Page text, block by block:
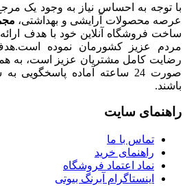
با توجه به احساس نیاز به وجود یک
عرصه محصولات آرایشی و بهداشتی،
ساخت فروشگاه آنلاین خود با هدف
مردم عزیز کشورمان نموده
رضایت کامل مشتریان عزیز است، به
صورت 24 ساعته آماده
باشند.
راهنمای سایت
تماس با ما
راهنمای خرید
نماد اعتماد فروشگاه
اینستاگرام آبرنگ بیوتی